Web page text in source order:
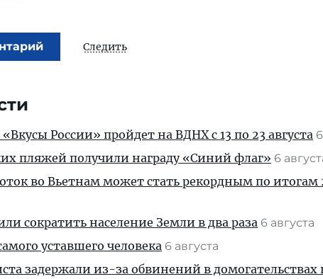
Следить
России» пройдет на ВДНХ с 13 по 23 августа
пляжей получили награду «Синий флаг» 6
во Вьетнам может стать рекордным по итогам
сократить население Земли в два раза 6 августа
уставшего человека 6 августа
задержали из-за обвинений в домогательствах